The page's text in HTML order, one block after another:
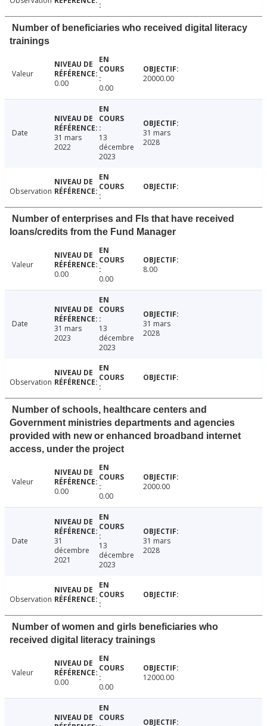
Number of beneficiaries who received digital literacy
trainings
Valeur
0.00
0.00
20000.00
Date
31 mars
2022
13
décembre
2023
31 mars
2028
Observation
Number of enterprises and FIs that have received
loans/credits from the Fund Manager
Valeur
0.00
0.00
8.00
Date
31 mars
2023
13
décembre
2023
31 mars
2028
Observation
Number of schools, healthcare centers and
Government ministries departments and agencies
provided with new or enhanced broadband internet
access, under the project
Valeur
0.00
0.00
2000.00
Date
31
décembre
2021
13
décembre
2023
31 mars
2028
Observation
Number of women and girls beneficiaries who
received digital literacy trainings
Valeur
0.00
0.00
12000.00